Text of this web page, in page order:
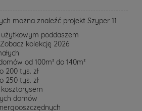
można znaleźć projekt Szyper 11
poddaszem
kolekcję 2026
od 100m² do 140m²
200 tys. zł
250 tys. zł
domów